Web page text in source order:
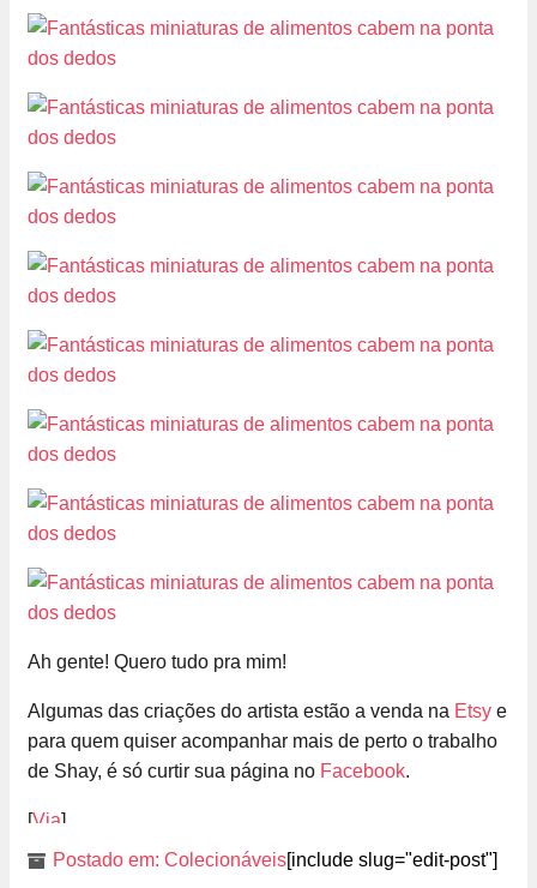
Ah gente! Quero tudo pra mim!
Algumas das criações do artista estão a venda na Etsy e
para quem quiser acompanhar mais de perto o trabalho
de Shay, é só curtir sua página no Facebook.
[Via]
Postado em: Colecionáveis[include slug="edit-post"]